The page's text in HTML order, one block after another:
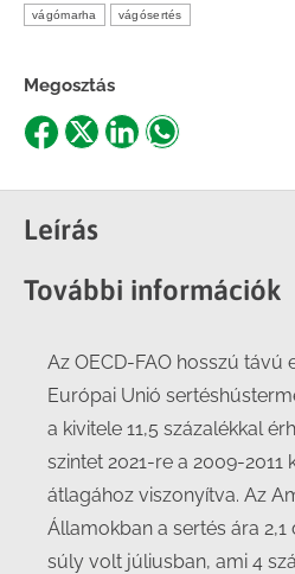
vágómarha vágósertés
Megosztás
Share
Facebook
Share
X
ShareShare
Leírás
További információk
Az OECD-FAO hosszú távú
Európai Unió
a kivitele 11,5 százalékkal
szintet 2021-re a 2009-2011
átlagához viszonyítva. Az
Államokban a sertés ára
súly volt júliusban, ami 4